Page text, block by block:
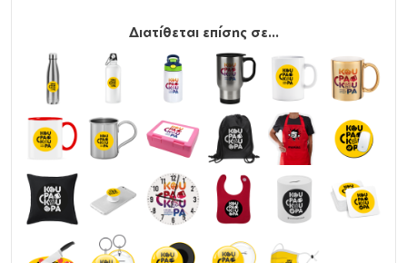
Διατίθεται επίσης σε...